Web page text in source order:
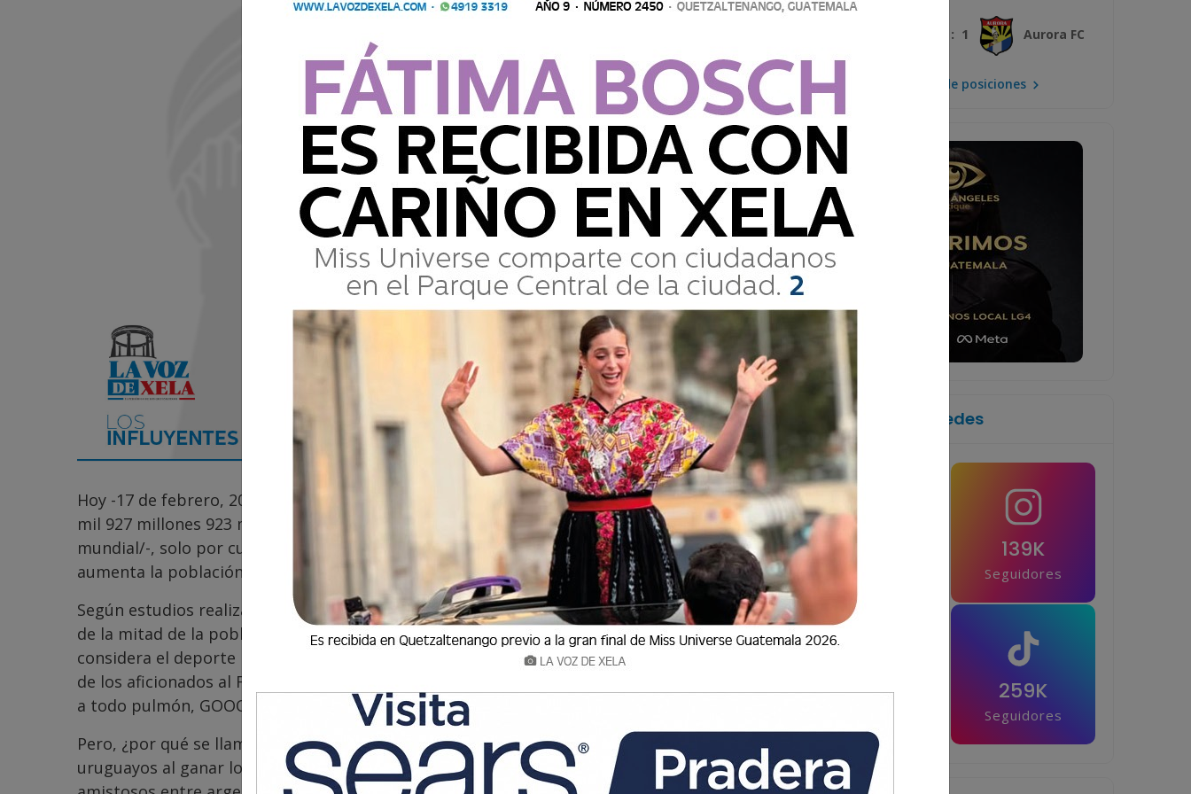
Hoy -17 de febrero, 20 horas con 37 minutos-, el número de la población mundial es de 7
mil 927 millones 923 mil 970 personas -https://www.worldometers.info/es/poblacion-
mundial/-, solo por curiosidad ingrese a ese link y vea cómo segundo a segundo,
aumenta la población mundial; que curiosidad nos ofrece la tecnología.
Según estudios realizados por especialistas en el tema de Futbol, nos indican que, más
de la mitad de la población mundial es aficionada al Futbol, sin duda, por eso se le
considera el deporte más popular del mundo, entonces fácil es considerar que, el 100%
de los aficionados al Futbol saben o reconocen perfectamente cuando el narrador grita
a todo pulmón, GOOOOLLLLL OLÍMPICO.
Pero, ¿por qué se llama Gol Olímpico? Sucede que, para celebrar la hazaña de los
uruguayos al ganar los juegos olímpicos en París en 1924, se pactan dos juegos
3 : 1 Aurora FC
Mira la tabla de posiciones
Síguenos en las redes
Seguidores
139K
Seguidores
42.5K 259K
Seguidores